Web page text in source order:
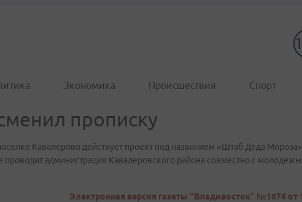
Экономика Происшествия Спорт
прописку
Кавалерово действует проект под названием «Штаб Деда
администрация Кавалеровского района совместно с
Электронная версия газеты "Владивосток" №1674 от